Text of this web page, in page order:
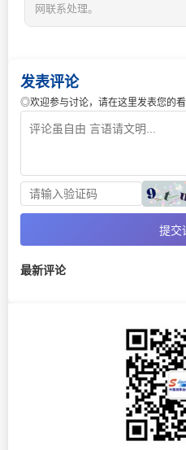
网联系处理。
发表评论
◎欢迎参与讨论，请在这里发表您的
提交
最新评论